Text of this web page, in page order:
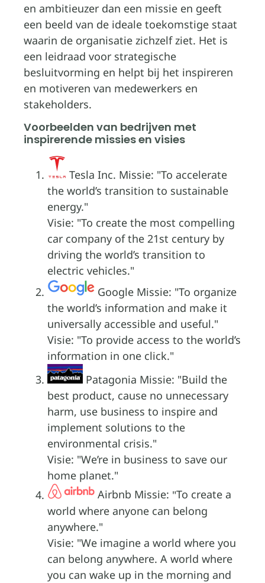
en ambitieuzer dan een missie en geeft
een beeld van de ideale toekomstige staat
waarin de organisatie zichzelf ziet. Het is
een leidraad voor strategische
besluitvorming en helpt bij het inspireren
en motiveren van medewerkers en
stakeholders.
Voorbeelden van bedrijven met
inspirerende missies en visies
Tesla Inc. Missie: To accelerate
the world’s transition to sustainable
energy.
Visie: To create the most compelling
car company of the 21st century by
driving the world’s transition to
electric vehicles.
Google Missie: To organize
the world’s information and make it
universally accessible and useful.
Visie: To provide access to the world’s
information in one click.
Patagonia Missie: Build the
best product, cause no unnecessary
harm, use business to inspire and
implement solutions to the
environmental crisis.
Visie: We’re in business to save our
home planet.
Airbnb Missie: To create a
world where anyone can belong
anywhere.
Visie: We imagine a world where you
can belong anywhere. A world where
you can wake up in the morning and